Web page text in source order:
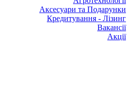
Аксесуари та Подарунки
Кредитування - Лізинг
Вакансії
Акції